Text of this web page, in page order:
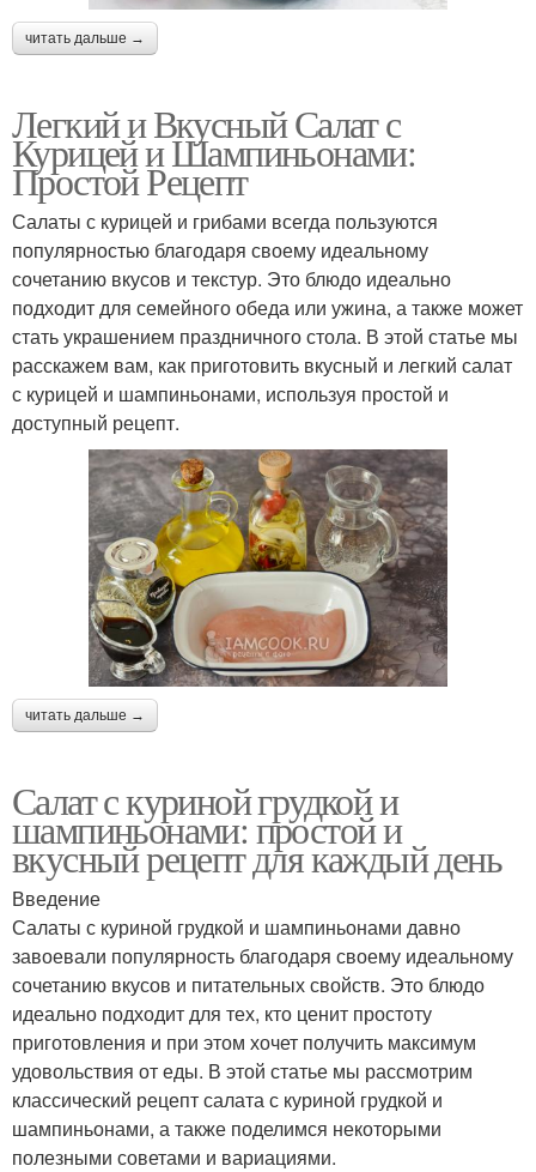
читать дальше →
Легкий и Вкусный Салат с
Курицей и Шампиньонами:
Простой Рецепт
Салаты с курицей и грибами всегда пользуются
популярностью благодаря своему идеальному
сочетанию вкусов и текстур. Это блюдо идеально
подходит для семейного обеда или ужина, а также может
стать украшением праздничного стола. В этой статье мы
расскажем вам, как приготовить вкусный и легкий салат
с курицей и шампиньонами, используя простой и
доступный рецепт.
читать дальше →
Салат с куриной грудкой и
шампиньонами: простой и
вкусный рецепт для каждый день
Введение
Салаты с куриной грудкой и шампиньонами давно
завоевали популярность благодаря своему идеальному
сочетанию вкусов и питательных свойств. Это блюдо
идеально подходит для тех, кто ценит простоту
приготовления и при этом хочет получить максимум
удовольствия от еды. В этой статье мы рассмотрим
классический рецепт салата с куриной грудкой и
шампиньонами, а также поделимся некоторыми
полезными советами и вариациями.